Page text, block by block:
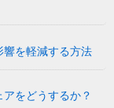
響を軽減する方法
をどうするか？